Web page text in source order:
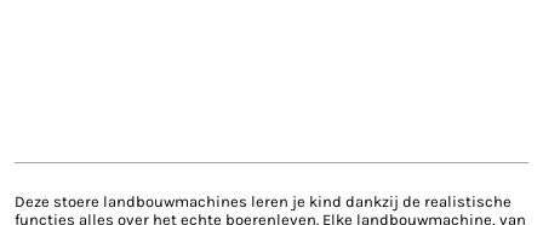
Deze stoere landbouwmachines leren je kind dankzij de realistische
functies alles over het echte boerenleven. Elke landbouwmachine, van